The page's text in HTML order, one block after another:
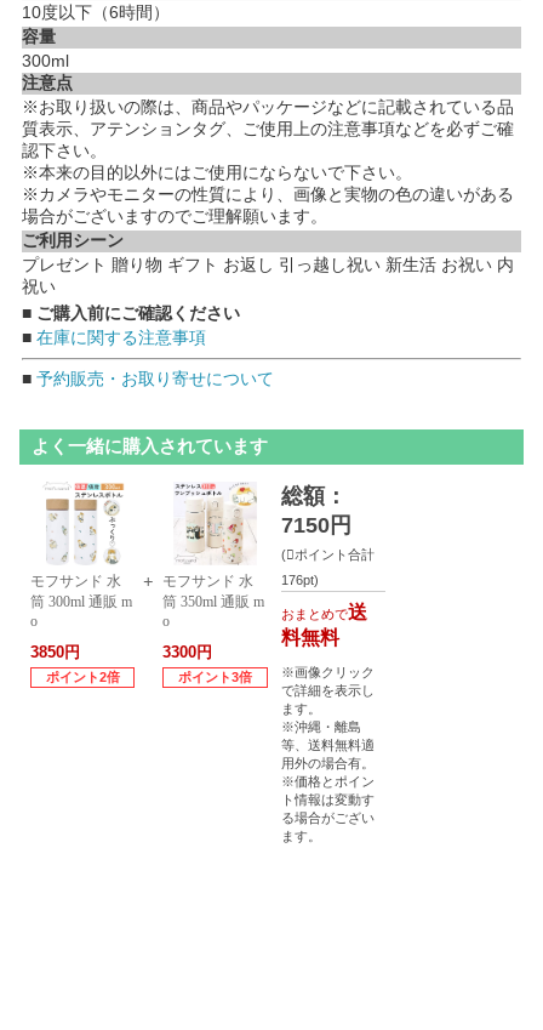
10度以下（6時間）
容量
300ml
注意点
※お取り扱いの際は、商品やパッケージなどに記載されている品
質表示、アテンションタグ、ご使用上の注意事項などを必ずご確
認下さい。
※本来の目的以外にはご使用にならないで下さい。
※カメラやモニターの性質により、画像と実物の色の違いがある
場合がございますのでご理解願います。
ご利用シーン
プレゼント 贈り物 ギフト お返し 引っ越し祝い 新生活 お祝い 内
祝い
■ ご購入前にご確認ください
■ 在庫に関する注意事項
■ 予約販売・お取り寄せについて